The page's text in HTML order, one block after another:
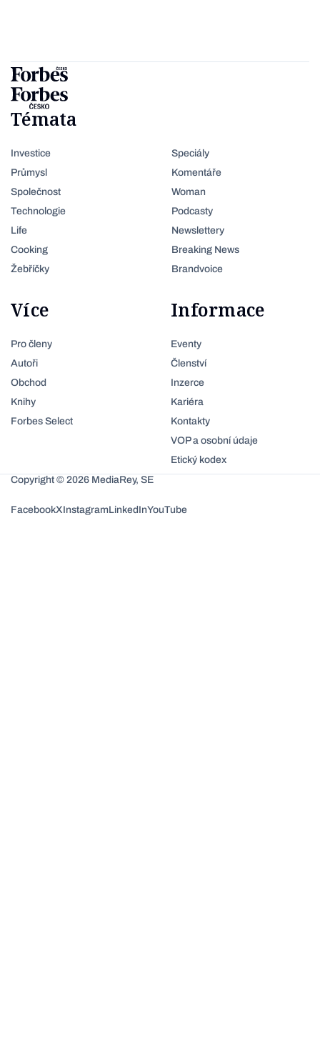
Témata
Investice
Průmysl
Společnost
Technologie
Life
Cooking
Žebříčky
Speciály
Komentáře
Woman
Podcasty
Newslettery
Breaking News
Brandvoice
Více
Pro členy
Autoři
Obchod
Knihy
Forbes Select
Informace
Eventy
Členství
Inzerce
Kariéra
Kontakty
VOP a osobní údaje
Etický kodex
Copyright © 2026 MediaRey, SE
FacebookXInstagramLinkedInYouTube